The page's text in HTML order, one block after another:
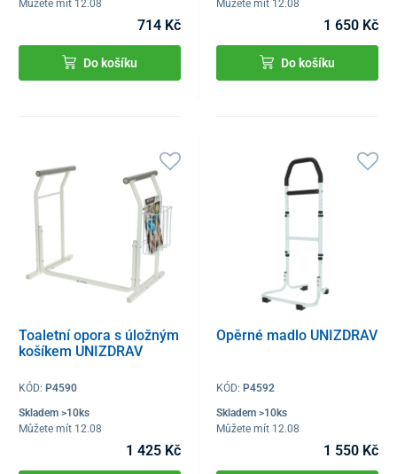
Můžete mít 12.08
714 Kč
Do košíku
Můžete mít 12.08
1 650 Kč
Do košíku
Toaletní opora s úložným
košíkem UNIZDRAV
KÓD: P4590
Skladem >10ks
Můžete mít 12.08
1 425 Kč
Opěrné madlo UNIZDRAV
KÓD: P4592
Skladem >10ks
Můžete mít 12.08
1 550 Kč